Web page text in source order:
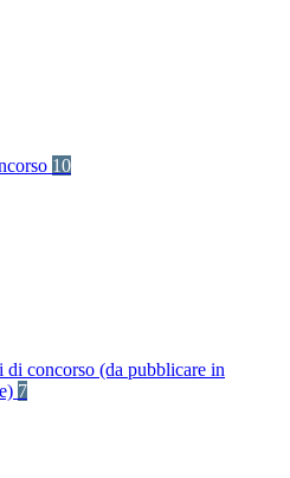
10
di concorso (da pubblicare in
7